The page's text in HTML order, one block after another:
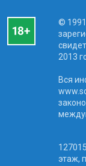
©
2013
Вся
этаж,